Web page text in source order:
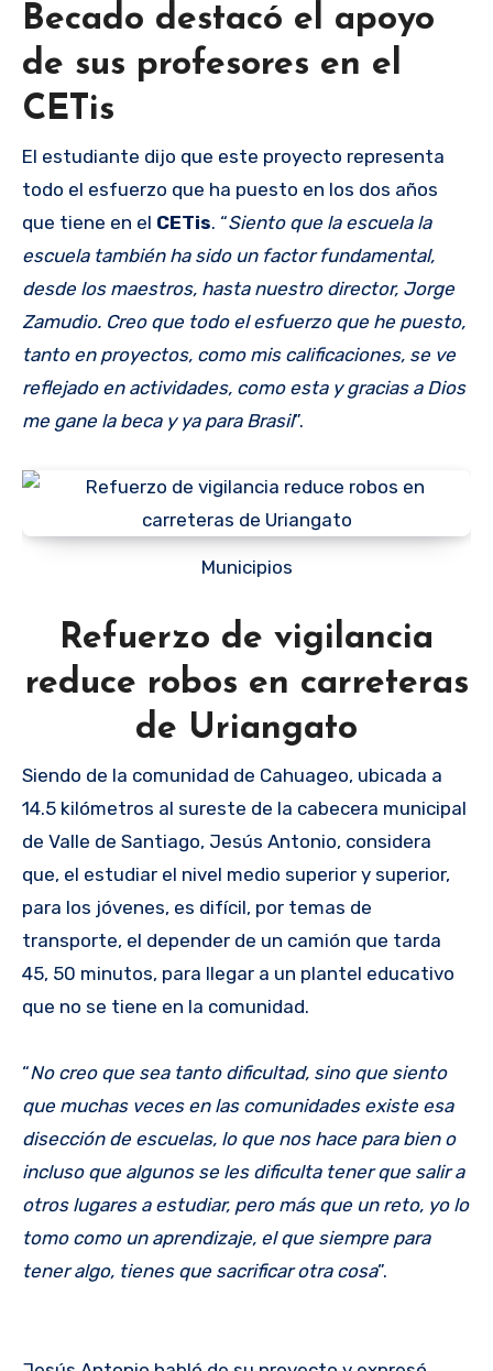
Becado destacó el apoyo
de sus profesores en el
CETis
El estudiante dijo que este proyecto representa
todo el esfuerzo que ha puesto en los dos años
que tiene en el CETis. “Siento que la escuela la
escuela también ha sido un factor fundamental,
desde los maestros, hasta nuestro director, Jorge
Zamudio. Creo que todo el esfuerzo que he puesto,
tanto en proyectos, como mis calificaciones, se ve
reflejado en actividades, como esta y gracias a Dios
me gane la beca y ya para Brasil”.
Municipios
Refuerzo de vigilancia
reduce robos en carreteras
de Uriangato
Siendo de la comunidad de Cahuageo, ubicada a
14.5 kilómetros al sureste de la cabecera municipal
de Valle de Santiago, Jesús Antonio, considera
que, el estudiar el nivel medio superior y superior,
para los jóvenes, es difícil, por temas de
transporte, el depender de un camión que tarda
45, 50 minutos, para llegar a un plantel educativo
que no se tiene en la comunidad.
“No creo que sea tanto dificultad, sino que siento
que muchas veces en las comunidades existe esa
disección de escuelas, lo que nos hace para bien o
incluso que algunos se les dificulta tener que salir a
otros lugares a estudiar, pero más que un reto, yo lo
tomo como un aprendizaje, el que siempre para
tener algo, tienes que sacrificar otra cosa”.